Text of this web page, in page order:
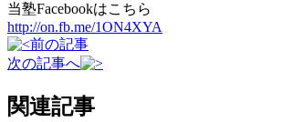
当塾Facebookはこちら
http://on.fb.me/1ON4XYA
前の記事
次の記事へ
関連記事